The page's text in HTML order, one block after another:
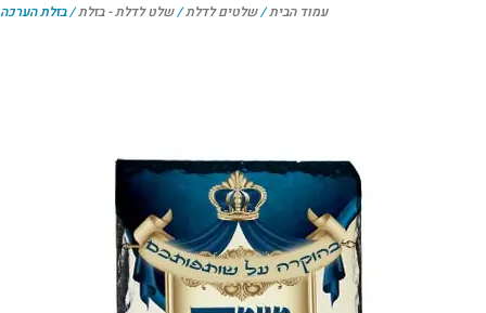
עמוד הבית/שלטים לדלת/שלט לדלת - בזלת/ בזלת הערכה